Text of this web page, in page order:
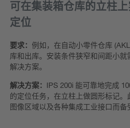
可在集装箱仓库的立柱
定位
要求： 例如，在自动小零件仓库
库和出库。 安装条件狭窄和间距小
解决方案。
解决方案： IPS 200i 能可靠地完成
的定位任务，在立柱上做圆形标记
图像区域以及各种集成工业接口而备